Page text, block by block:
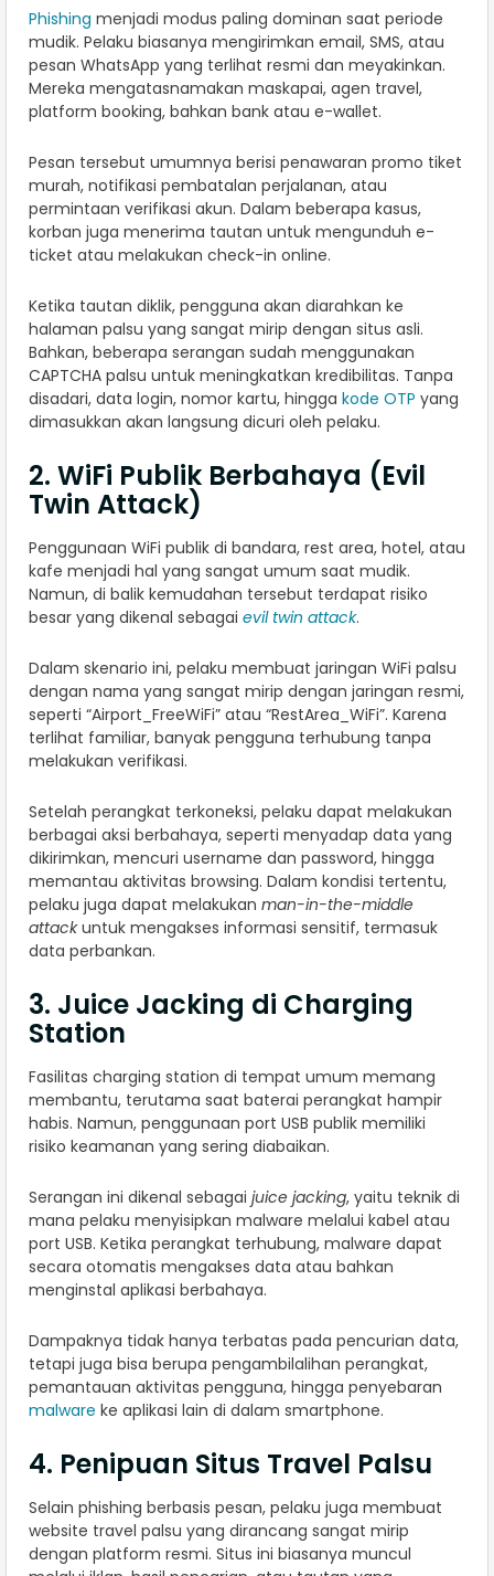
Phishing menjadi modus paling dominan saat periode
mudik. Pelaku biasanya mengirimkan email, SMS, atau
pesan WhatsApp yang terlihat resmi dan meyakinkan.
Mereka mengatasnamakan maskapai, agen travel,
platform booking, bahkan bank atau e-wallet.
Pesan tersebut umumnya berisi penawaran promo tiket
murah, notifikasi pembatalan perjalanan, atau
permintaan verifikasi akun. Dalam beberapa kasus,
korban juga menerima tautan untuk mengunduh e-
ticket atau melakukan check-in online.
Ketika tautan diklik, pengguna akan diarahkan ke
halaman palsu yang sangat mirip dengan situs asli.
Bahkan, beberapa serangan sudah menggunakan
CAPTCHA palsu untuk meningkatkan kredibilitas. Tanpa
disadari, data login, nomor kartu, hingga kode OTP yang
dimasukkan akan langsung dicuri oleh pelaku.
2. WiFi Publik Berbahaya (Evil
Twin Attack)
Penggunaan WiFi publik di bandara, rest area, hotel, atau
kafe menjadi hal yang sangat umum saat mudik.
Namun, di balik kemudahan tersebut terdapat risiko
besar yang dikenal sebagai evil twin attack.
Dalam skenario ini, pelaku membuat jaringan WiFi palsu
dengan nama yang sangat mirip dengan jaringan resmi,
seperti “Airport_FreeWiFi” atau “RestArea_WiFi”. Karena
terlihat familiar, banyak pengguna terhubung tanpa
melakukan verifikasi.
Setelah perangkat terkoneksi, pelaku dapat melakukan
berbagai aksi berbahaya, seperti menyadap data yang
dikirimkan, mencuri username dan password, hingga
memantau aktivitas browsing. Dalam kondisi tertentu,
pelaku juga dapat melakukan man-in-the-middle
attackuntuk mengakses informasi sensitif, termasuk
data perbankan.
3. Juice Jacking di Charging
Station
Fasilitas charging station di tempat umum memang
membantu, terutama saat baterai perangkat hampir
habis. Namun, penggunaan port USB publik memiliki
risiko keamanan yang sering diabaikan.
Serangan ini dikenal sebagai juice jacking, yaitu teknik di
mana pelaku menyisipkan malware melalui kabel atau
port USB. Ketika perangkat terhubung, malware dapat
secara otomatis mengakses data atau bahkan
menginstal aplikasi berbahaya.
Dampaknya tidak hanya terbatas pada pencurian data,
tetapi juga bisa berupa pengambilalihan perangkat,
pemantauan aktivitas pengguna, hingga penyebaran
malware ke aplikasi lain di dalam smartphone.
4. Penipuan Situs Travel Palsu
Selain phishing berbasis pesan, pelaku juga membuat
website travel palsu yang dirancang sangat mirip
dengan platform resmi. Situs ini biasanya muncul